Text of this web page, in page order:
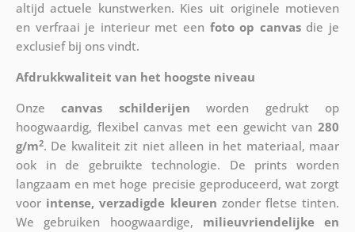
altijd actuele kunstwerken. Kies uit originele motieven
en verfraai je interieur met een foto op canvasdie je
exclusief bij ons vindt.
Afdrukkwaliteit van het hoogste niveau
Onzecanvas schilderijen worden gedrukt op
hoogwaardig, flexibel canvas met een gewicht van280
g/m2. De kwaliteit zit niet alleen in het materiaal, maar
ook in de gebruikte technologie. De prints worden
langzaam en met hoge precisie geproduceerd, wat zorgt
voor intense, verzadigde kleuren zonder fletse tinten.
We gebruiken hoogwaardige, milieuvriendelijke en